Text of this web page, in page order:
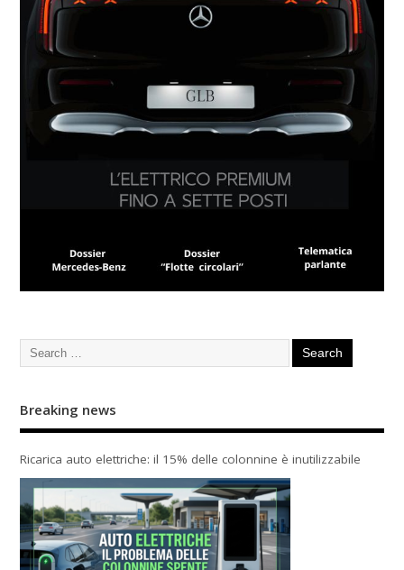
Breaking news
Ricarica auto elettriche: il 15% delle colonnine è inutilizzabile